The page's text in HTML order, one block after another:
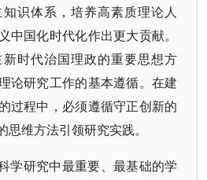
识体系，培养高素质理论人
中国化时代化作出更大贡献。
时代治国理政的重要思想方
论研究工作的基本遵循。在建
过程中，必须遵循守正创新的
维方法引领研究实践。
学研究中最重要、最基础的学